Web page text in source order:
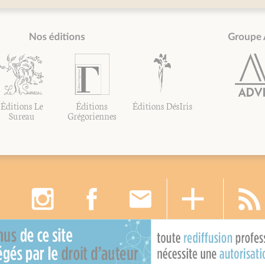
Nos éditions
Éditions Le
Sureau
Éditions
Grégoriennes
Éditions DésIris
Groupe